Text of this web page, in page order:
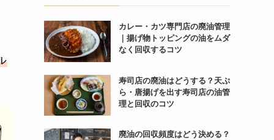
カレー・カツ専門店の廃油管理
｜揚げ物トッピングの油をムダ
なく回収するコツ
寿司店の廃油はどうする？天ぷ
ら・唐揚げを出す寿司店の油管
理と回収のコツ
廃油の回収頻度はどう決める？